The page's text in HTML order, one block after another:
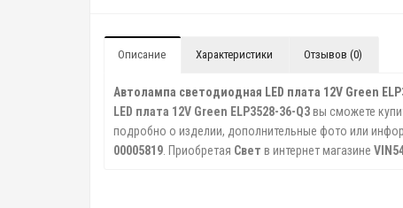
Описание Характеристики Отзывов (0)
Автолампа светодиодная LED плата 12V Green
LED плата 12V Green ELP3528-36-Q3вы сможете
подробно о изделии, дополнительные фото или
00005819 . Приобретая Свет в интернет магазине